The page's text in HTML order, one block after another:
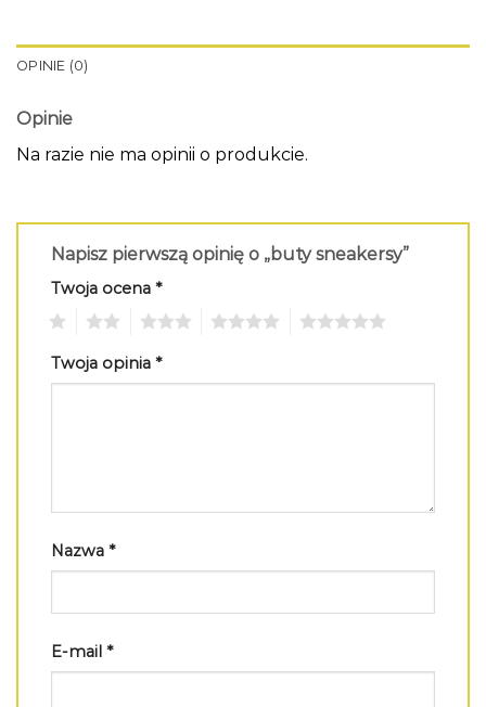
OPINIE (0)
Opinie
Na razie nie ma opinii o produkcie.
Napisz pierwszą opinię o „buty sneakersy”
Twoja ocena *
Twoja opinia *
Nazwa *
E-mail *